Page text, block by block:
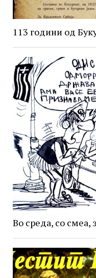
113 години од
Во среда, со смеа,